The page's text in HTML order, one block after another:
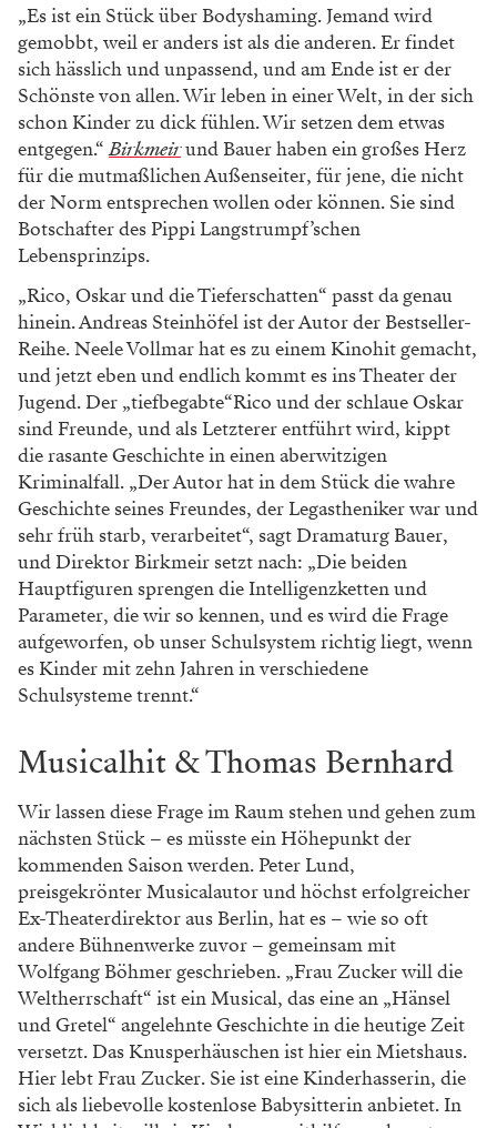
Theater der Jugend
Jugendtheater: Wie bekomme ich
mein Kind vom Handy weg?
Wie kriegt man unsere Kinder ins Theater?
Theater der Jugend-Direktor Thomas Birkmeir
antwortet.
VON ATHA ATHANASIADIS
Wir sitzen wieder in Birkmeiers Büro, gemeinsam mit
ihm und Bauer wollen wir die geplanten Premieren
durcharbeiten.
„Honk!“, die wundervolle Geschichte der falschen
Ente, die zum schönen Schwan wird, ist die
Auftaktproduktion. Eine Kurzfassung des Inhalts: Im
Nest von Erwin Erpel und Mama Ida liegt plötzlich ein
großes Ei. Anstelle eines quakenden Babys schlüpft ein
honkendes Etwas heraus. Achtung, Spoiler: Dieses
kleine Etwas wird am Ende des Stücks und nach vielen
Abenteuern zum schönen Schwan.
„Es ist ein Stück über Bodyshaming. Jemand wird
sich hässlich und unpassend, und am Ende ist er der
Schönste von allen. Wir leben in einer Welt, in der sich
schon Kinder zu dick fühlen. Wir setzen dem etwas
entgegen.“Birkmeir
und Bauer haben ein großes Herz
für die mutmaßlichen Außenseiter, für jene, die nicht
der Norm entsprechen wollen oder können. Sie sind
Botschafter des Pippi Langstrumpf’schen
Lebensprinzips.
WERBUNG